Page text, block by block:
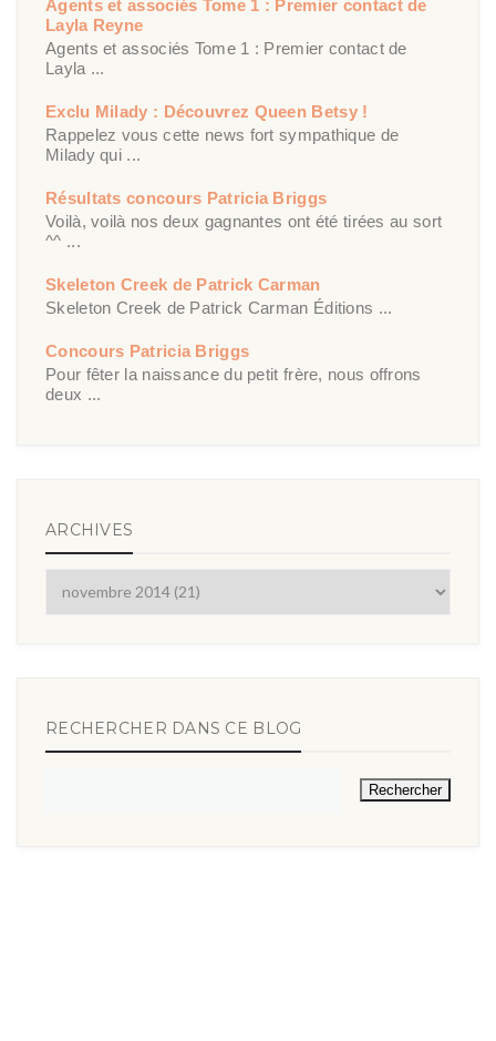
Agents et associés Tome 1 : Premier contact de
Layla Reyne
Agents et associés Tome 1 : Premier contact de
Layla ...
Exclu Milady : Découvrez Queen Betsy !
Rappelez vous cette news fort sympathique de
Milady qui ...
Résultats concours Patricia Briggs
Voilà, voilà nos deux gagnantes ont été tirées au sort
^^ ...
Skeleton Creek de Patrick Carman
Skeleton Creek de Patrick Carman Éditions ...
Concours Patricia Briggs
Pour fêter la naissance du petit frère, nous offrons
deux ...
ARCHIVES
RECHERCHER DANS CE BLOG